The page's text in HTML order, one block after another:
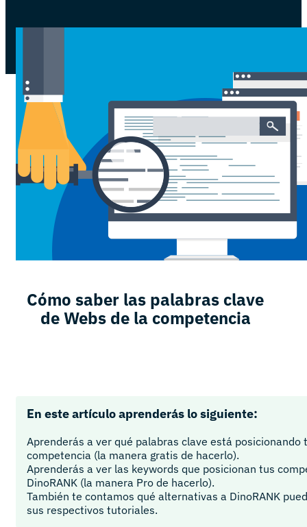
Cómo saber las palabras clave
de Webs de la competencia
En este artículo aprenderás lo siguiente:
Aprenderás a ver qué palabras clave está posicionando
competencia (la manera gratis de hacerlo).
Aprenderás a ver las keywords que posicionan tus
DinoRANK (la manera Pro de hacerlo).
También te contamos qué alternativas a DinoRANK
sus respectivos tutoriales.